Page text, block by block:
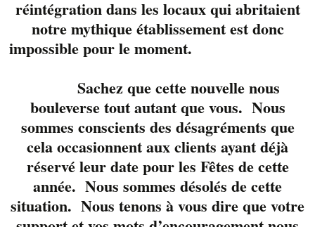
pour son « tone » très
noble! Marty c’est un
batteur de talent
polyvalent. Il soutien
des bands depuis au
moins 25 ans! Très à
l’aise au micro, c’est
un complice idéal
pour McFly!Jo lui,
c’est le petit nouveau
dans la formation.
réintégration dans les locaux qui abritaient
notre mythique établissement est donc
impossible pour le moment.
Sachez que cette nouvelle nous
bouleverse tout autant que vous. Nous
sommes conscients des désagréments que
cela occasionnent aux clients ayant déjà
réservé leur date pour les Fêtes de cette
année. Nous sommes désolés de cette
situation. Nous tenons à vous dire que votre